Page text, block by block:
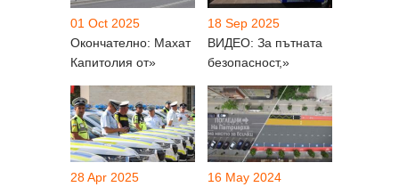
01 Oct 2025
Окончателно: Махат
Капитолия от»
18 Sep 2025
ВИДЕО: За пътната
безопасност,»
28 Apr 2025
16 May 2024